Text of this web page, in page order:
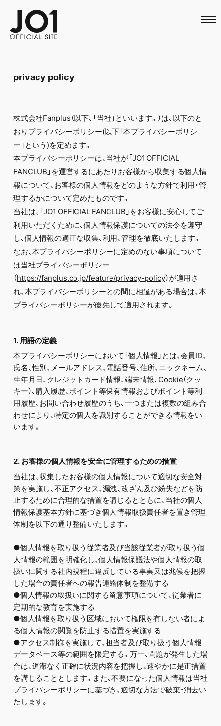
SCHEDULE
ARCHIVES
JO1 MAIL
FC NEWS
PHOTO
MOVIE
WEB RADIO
MESSAGE
J-Clip
REPORT
SPECIAL
RELAY BLOG
privacy policy
株式会社Fanplus（以下、「当社」といいます。）は、以下のと
おりプライバシーポリシー(以下「本プライバシーポリシ
ー」という)を定めます。
本プライバシーポリシーは、当社が「JO1 OFFICIAL
FANCLUB」を運営するにあたりお客様から収集する個人情
報について、お客様の個人情報をどのような方針で利用・管
理するかについて定めたものです。
当社は、「JO1 OFFICIAL FANCLUB」をお客様に安心してご
利用いただくために、個人情報保護についての法令を遵守
し、個人情報の適正な収集、利用、管理を徹底いたします。
なお、本プライバシーポリシーに定めのない事項について
は当社プライバシーポリシー
（https://fanplus.co.jp/feature/privacy-policy）が適用さ
れ、本プライバシーポリシーとの間に相違がある場合は、本
プライバシーポリシーが優先して適用されます。
1. 用語の定義
本プライバシーポリシーにおいて「個人情報」とは、会員ID、
氏名、性別、メールアドレス、電話番号、住所、ニックネーム、
生年月日、クレジットカード情報、端末情報、Cookie（クッ
キー）、購入履歴、ポイント等保有情報およびポイント等利
用履歴、お問い合わせ履歴のうち、一つまたは複数の組み合
わせにより、特定の個人を識別することができる情報をい
います。
2. お客様の個人情報を安全に管理するための措置
当社は、収集したお客様の個人情報について適切な安全対
策を実施し、不正アクセス、漏洩、改ざん及び紛失などを防
止するために合理的な措置を講じるとともに、当社の個人
情報保護基本方針に基づき個人情報取扱責任者を置き管理
体制を以下の通り整備いたします。
●個人情報を取り扱う従業者及び当該従業者が取り扱う個
人情報の範囲を明確化し、個人情報保護法や個人情報の取
扱いに関する社内規程に違反している事実又は兆候を把握
した場合の責任者への報告連絡体制を整備する
●個人情報の取扱いに関する留意事項について、従業者に
定期的な教育を実施する
●個人情報を取り扱う区域において権限を有しない者によ
る個人情報の閲覧を防止する措置を実施する
●アクセス制御を実施して、担当者及び取り扱う個人情報
データベース等の範囲を限定する。万一、問題が発生した場
合は、遅滞なく正確に状況内容を把握し、速やかに是正措置
を講じることとします。また、不要になった個人情報は当社
プライバシーポリシーに基づき、適切な方法で破棄・消去い
たします。